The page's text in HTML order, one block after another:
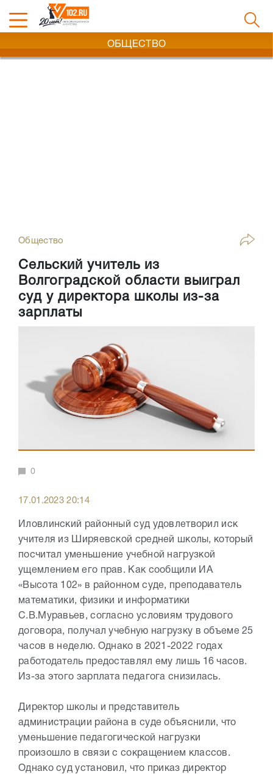
ОБЩЕСТВО
Общество
Сельский учитель из
Волгоградской области выиграл
суд у директора школы из-за
зарплаты
0
17.01.2023 20:14
Иловлинский районный суд удовлетворил иск
учителя из Ширяевской средней школы, который
посчитал уменьшение учебной нагрузкой
ущемлением его прав. Как сообщили ИА
«Высота 102» в районном суде, преподаватель
математики, физики и информатики
С.В.Муравьев, согласно условиям трудового
договора, получал учебную нагрузку в объеме 25
часов в неделю. Однако в 2021-2022 годах
работодатель предоставлял ему лишь 16 часов.
Из-за этого зарплата педагога снизилась.
Директор школы и представитель
администрации района в суде объяснили, что
уменьшение педагогической нагрузки
произошло в связи с сокращением классов.
Однако суд установил, что приказ директор